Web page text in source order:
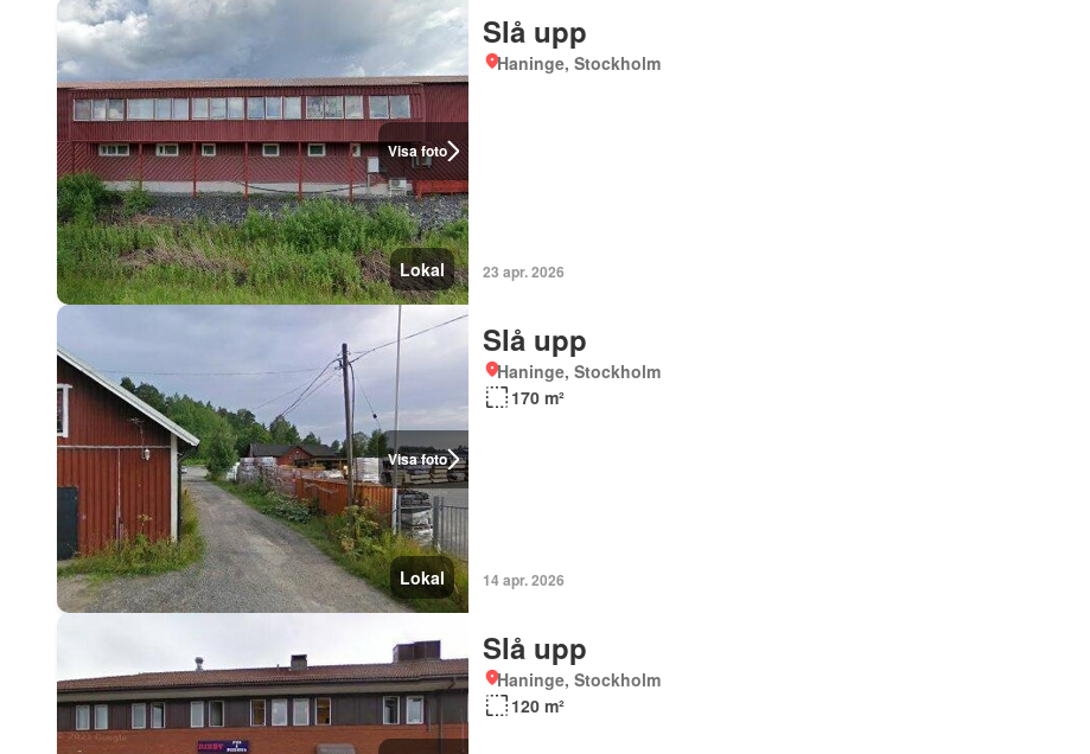
Visa foto
Lokal
Slå upp
Haninge, Stockholm
23 apr. 2026
Visa foto
Lokal
Slå upp
Haninge, Stockholm
170 m²
14 apr. 2026
Slå upp
Haninge, Stockholm
120 m²